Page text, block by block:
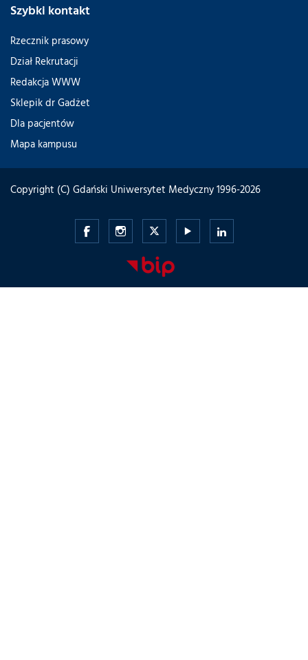
Szybki kontakt
Rzecznik prasowy
Dział Rekrutacji
Redakcja WWW
Sklepik dr Gadżet
Dla pacjentów
Mapa kampusu
Copyright (C) Gdański Uniwersytet Medyczny 1996-2026
Gdański
Uniwersytet
Gdański
Uniwersytet
Medyczny
Gdański
Uniwersytet
Medyczny
GdańskiGdański